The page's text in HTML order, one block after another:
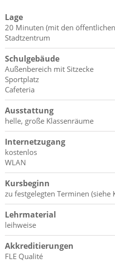
Lage
20 Minuten (mit den
Stadtzentrum
Schulgebäude
Außenbereich mit Sitzecke
Sportplatz
Cafeteria
Ausstattung
helle, große Klassenräume
Internetzugang
kostenlos
WLAN
Kursbeginn
zu festgelegten Terminen (siehe
Lehrmaterial
leihweise
Akkreditierungen
FLE Qualité